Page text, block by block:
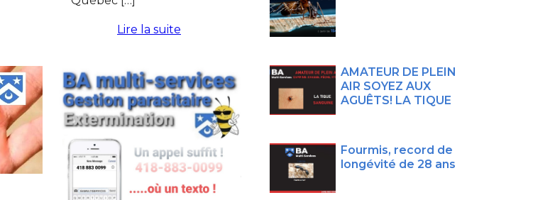
Lire la suite
AMATEUR DE PLEIN
AIR SOYEZ AUX
AGUÊTS! LA TIQUE
Fourmis, record de
longévité de 28 ans